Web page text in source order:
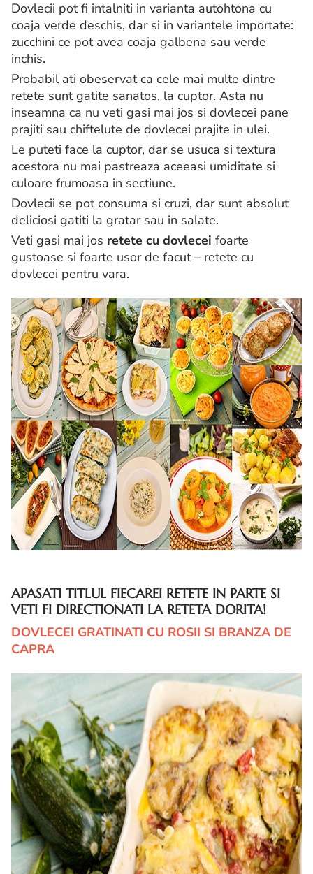
Dovlecii pot fi intalniti in varianta autohtona cu
coaja verde deschis, dar si in variantele importate:
zucchini ce pot avea coaja galbena sau verde
inchis.
Probabil ati obeservat ca cele mai multe dintre
retete sunt gatite sanatos, la cuptor. Asta nu
inseamna ca nu veti gasi mai jos si dovlecei pane
prajiti sau chiftelute de dovlecei prajite in ulei.
Le puteti face la cuptor, dar se usuca si textura
acestora nu mai pastreaza aceeasi umiditate si
culoare frumoasa in sectiune.
Dovlecii se pot consuma si cruzi, dar sunt absolut
deliciosi gatiti la gratar sau in salate.
Veti gasi mai jos retete cu dovlecei foarte
gustoase si foarte usor de facut – retete cu
dovlecei pentru vara.
APASATI TITLUL FIECAREI RETETE IN PARTE SI
VETI FI DIRECTIONATI LA RETETA DORITA!
DOVLECEI GRATINATI CU ROSII SI BRANZA DE
CAPRA